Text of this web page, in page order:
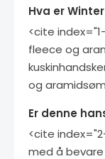
Hva er
<cite
fleece og
og
Er denne
<cite
med å